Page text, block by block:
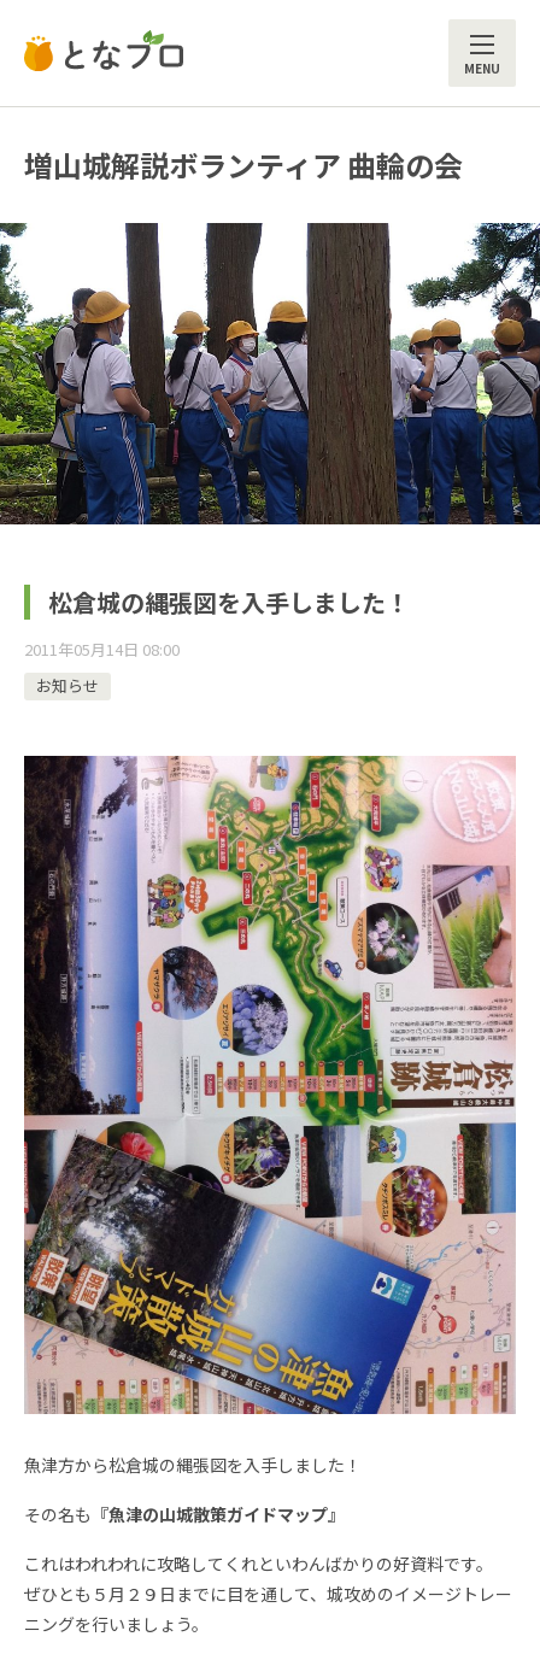
増山城解説ボランティア 曲輪の会
松倉城の縄張図を入手しました！
2011年05月14日 08:00
お知らせ
魚津方から松倉城の縄張図を入手しました！
その名も 『魚津の山城散策ガイドマップ』
これはわれわれに攻略してくれといわんばかりの好資料です。
ぜひとも５月２９日までに目を通して、城攻めのイメージトレー
ニングを行いましょう。